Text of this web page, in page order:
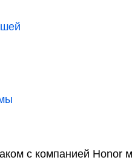
с компанией Honor